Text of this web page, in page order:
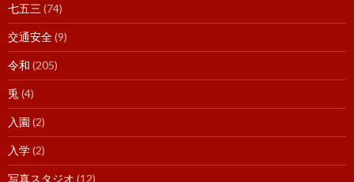
七五三 (74)
交通安全(9)
令和 (205)
兎 (4)
入園 (2)
入学(2)
写真スタジオ (12)